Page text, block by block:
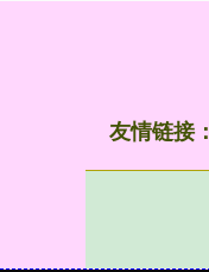
友情链接：